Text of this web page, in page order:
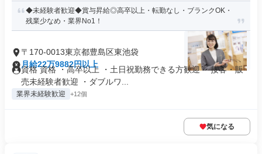
◆未経験者歓迎◆賞与昇給◎高卒以上・転勤なし・ブランクOK・
残業少なめ・業界No1！
〒170-0013東京都豊島区東池袋
月給22万9882円以上
資格 資格 ・高卒以上 ・土日祝勤務できる方歓迎 ・接客・販
売未経験者歓迎 ・ダブルワ...
業界未経験歓迎 +12個
気になる